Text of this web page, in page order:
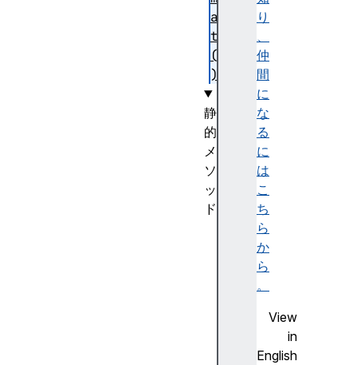
り
、
仲
間
に
な
る
に
は
こ
ち
ら
か
ら
。
View
in
English
a
t
(
)
静
的
メ
ソ
ッ
ド